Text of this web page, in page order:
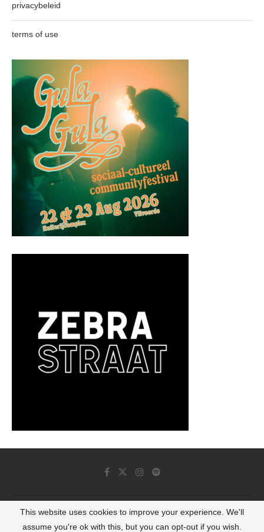
privacybeleid
terms of use
© 2022 - Luminous Dash All Rights Reserved
This website uses cookies to improve your experience. We'll
assume you're ok with this, but you can opt-out if you wish.